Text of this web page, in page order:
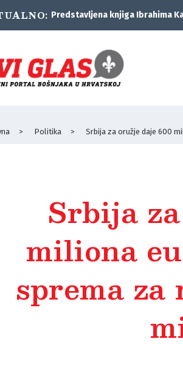
Predstavljena knjiga Ibrahima
> Politika > Srbija za oružje daje 600
Srbija
miliona
sprema za